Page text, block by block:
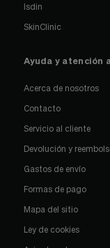
Isdin
SkinClinic
Ayuda y atención
Acerca de nosotros
Contacto
Servicio al cliente
Devolución y
Gastos de envío
Formas de pago
Mapa del sitio
Ley de cookies